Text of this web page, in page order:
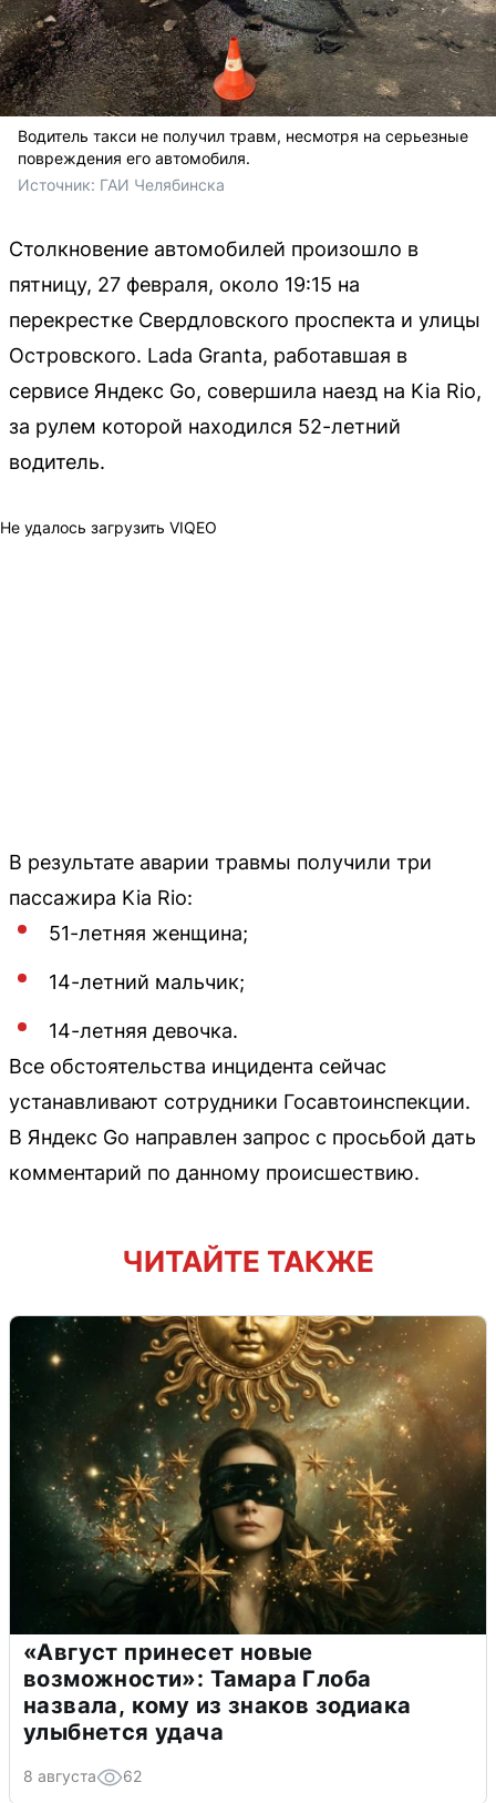
Водитель такси не получил травм, несмотря на серьезные
повреждения его автомобиля.
Источник: ГАИ Челябинска
Столкновение автомобилей произошло в
пятницу, 27 февраля, около 19:15 на
перекрестке Свердловского проспекта и улицы
Островского. Lada Granta, работавшая в
сервисе Яндекс Go, совершила наезд на Kia Rio,
за рулем которой находился 52-летний
водитель.
Не удалось загрузить VIQEO
В результате аварии травмы получили три
пассажира Kia Rio:
51-летняя женщина;
14-летний мальчик;
14-летняя девочка.
Все обстоятельства инцидента сейчас
устанавливают сотрудники Госавтоинспекции.
В Яндекс Go направлен запрос с просьбой дать
комментарий по данному происшествию.
ЧИТАЙТЕ ТАКЖЕ
«Август принесет новые
возможности»: Тамара Глоба
назвала, кому из знаков зодиака
улыбнется удача
8 августа 62